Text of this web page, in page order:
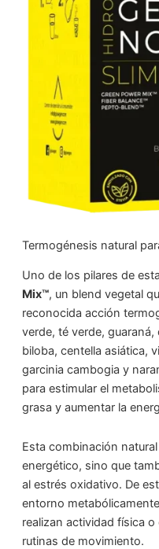
Termogénesis natural
Uno de los pilares de
Mix™, un blend vegetal
reconocida acción
verde, té verde,
biloba, centella asiática,
garcinia cambogia y
para estimular el
grasa y aumentar la
Esta combinación
energético, sino que
al estrés oxidativo. De
entorno
realizan actividad física
rutinas de movimiento.